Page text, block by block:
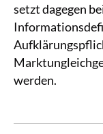
setzt dagegen
werden.